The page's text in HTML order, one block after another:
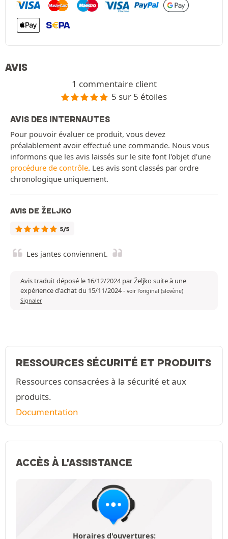
AVIS
1 commentaire client
5 sur 5 étoiles
AVIS DES INTERNAUTES
Pour pouvoir évaluer ce produit, vous devez
préalablement avoir effectué une commande. Nous vous
informons que les avis laissés sur le site font l'objet d'une
procédure de contrôle. Les avis sont classés par ordre
chronologique uniquement.
AVIS DE ŽELJKO
5/5
Les jantes conviennent.
Avis traduit déposé le 16/12/2024 par Željko suite à une
expérience d'achat du 15/11/2024- voir l'original (slovène)
Signaler
RESSOURCES SÉCURITÉ ET PRODUITS
Ressources consacrées à la sécurité et aux
produits.
Documentation
ACCÈS À L'ASSISTANCE
Horaires d'ouvertures: